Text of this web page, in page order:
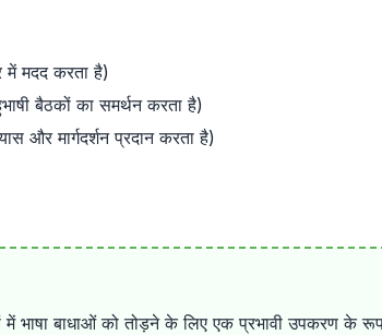
में मदद करता है)
बैठकों का समर्थन करता है)
और मार्गदर्शन प्रदान करता है)
में भाषा बाधाओं को तोड़ने के लिए एक प्रभावी उपकरण के